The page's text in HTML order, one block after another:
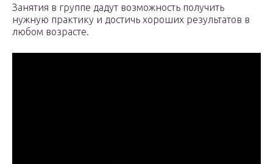
Занятия в группе дадут возможность получить
нужную практику и достичь хороших результатов в
любом возрасте.